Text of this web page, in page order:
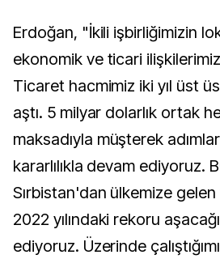
Erdoğan, "İkili işbirliğimizin
ekonomik ve ticari
Ticaret hacmimiz iki yıl üst
aştı. 5 milyar dolarlık ortak
maksadıyla müşterek
kararlılıkla devam ediyoruz.
Sırbistan'dan ülkemize gelen
2022 yılındaki rekoru
ediyoruz. Üzerinde